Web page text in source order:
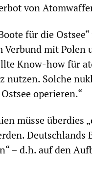
von
für die
Verbund mit
Know-how für
nutzen. Solche
operieren.“
müsse überdies
Deutschlands
– d.h. auf den